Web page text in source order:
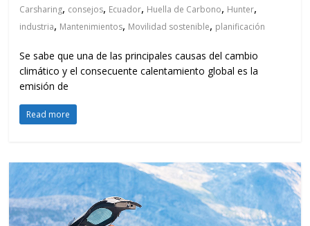
Carsharing, consejos, Ecuador, Huella de Carbono, Hunter,
industria, Mantenimientos, Movilidad sostenible, planificación
Se sabe que una de las principales causas del cambio
climático y el consecuente calentamiento global es la
emisión de
Read more